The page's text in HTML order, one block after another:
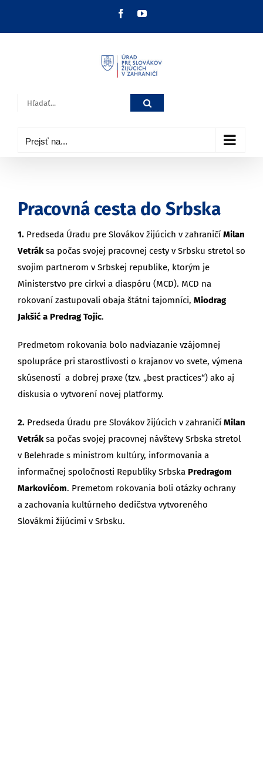
FacebookYouTube
Hľadať:
Prejsť na...
Pracovná cesta do Srbska
1. Predseda Úradu pre Slovákov žijúcich v zahraničí Milan
Vetrák sa počas svojej pracovnej cesty v Srbsku stretol so
svojim partnerom v Srbskej republike, ktorým je
Ministerstvo pre cirkvi a diaspóru (MCD). MCD na
rokovaní zastupovali obaja štátni tajomníci, Miodrag
Jakšić a Predrag Tojic.
Predmetom rokovania bolo nadviazanie vzájomnej
spolupráce pri starostlivosti o krajanov vo svete, výmena
skúseností a dobrej praxe (tzv. „best practices“) ako aj
diskusia o vytvorení novej platformy.
2. Predseda Úradu pre Slovákov žijúcich v zahraničí Milan
Vetrák sa počas svojej pracovnej návštevy Srbska stretol
v Belehrade s ministrom kultúry, informovania a
informačnej spoločnosti Republiky Srbska Predragom
Markovićom. Premetom rokovania boli otázky ochrany
a zachovania kultúrneho dedičstva vytvoreného
Slovákmi žijúcimi v Srbsku.